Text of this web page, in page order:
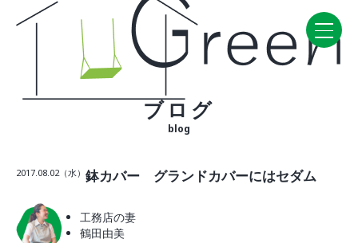
CONCEPT・BUILD
自然素材
家の性能
ブログ
blog
2017.08.02（水） 鉢カバー グランドカバーにはセダム
工務店の妻
鶴田由美